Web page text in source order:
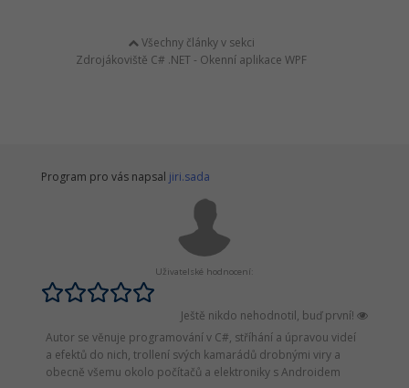
Všechny články v sekci
Zdrojákoviště C# .NET - Okenní aplikace WPF
Program pro vás napsal jiri.sada
Uživatelské hodnocení:
Ještě nikdo nehodnotil, buď první!
Autor se věnuje programování v C#, stříhání a úpravou videí
a efektů do nich, trollení svých kamarádů drobnými viry a
obecně všemu okolo počítačů a elektroniky s Androidem